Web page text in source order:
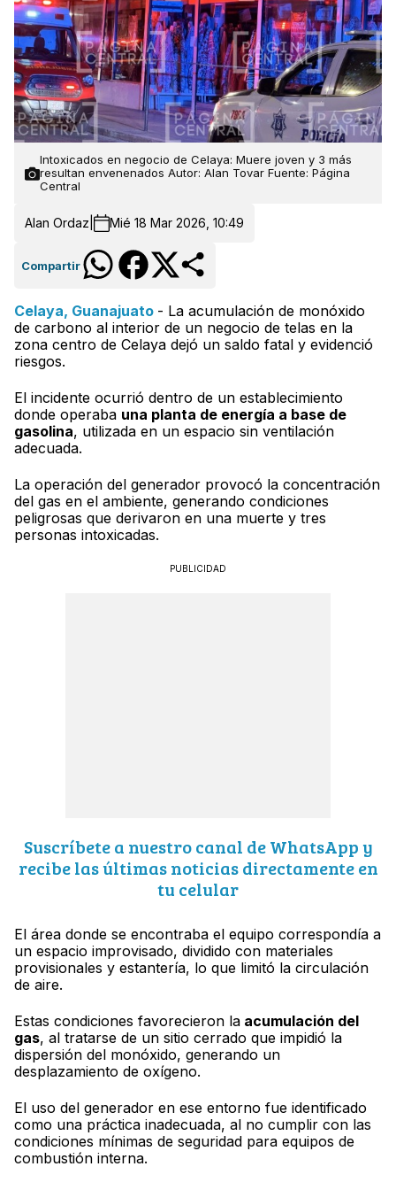
Intoxicados en negocio de Celaya: Muere joven y 3 más
resultan envenenados Autor: Alan Tovar Fuente: Página
Central
Alan Ordaz| Mié 18 Mar 2026, 10:49
Compartir
Celaya, Guanajuato - La acumulación de monóxido
de carbono al interior de un negocio de telas en la
zona centro de Celaya dejó un saldo fatal y evidenció
riesgos.
El incidente ocurrió dentro de un establecimiento
donde operaba una planta de energía a base de
gasolina, utilizada en un espacio sin ventilación
adecuada.
La operación del generador provocó la concentración
del gas en el ambiente, generando condiciones
peligrosas que derivaron en una muerte y tres
personas intoxicadas.
PUBLICIDAD
Suscríbete a nuestro canal de WhatsApp y
recibe las últimas noticias directamente en
tu celular
El área donde se encontraba el equipo correspondía a
un espacio improvisado, dividido con materiales
provisionales y estantería, lo que limitó la circulación
de aire.
Estas condiciones favorecieron la acumulación del
gas, al tratarse de un sitio cerrado que impidió la
dispersión del monóxido, generando un
desplazamiento de oxígeno.
El uso del generador en ese entorno fue identificado
como una práctica inadecuada, al no cumplir con las
condiciones mínimas de seguridad para equipos de
combustión interna.